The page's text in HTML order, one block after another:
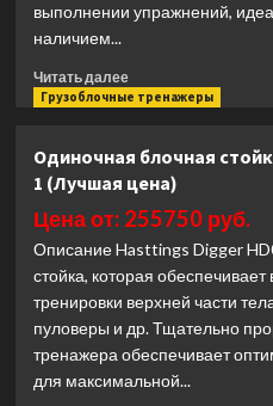
выполнении упражнений,
наличием...
Читать далееПрочитать
больше
от
груди
с
регулируемым
углом
наклона
Impulse
SL7046
(Лучшая
Грузоблочные тренажеры
Одиночная блочная
1 (Лучшая цена)
Цена от: 255750 руб.
Описание Hasttings Digger
стойка, которая
тренировки верхней части
пуловеры и др. Тщательно
тренажера обеспечивает
для максимальной...